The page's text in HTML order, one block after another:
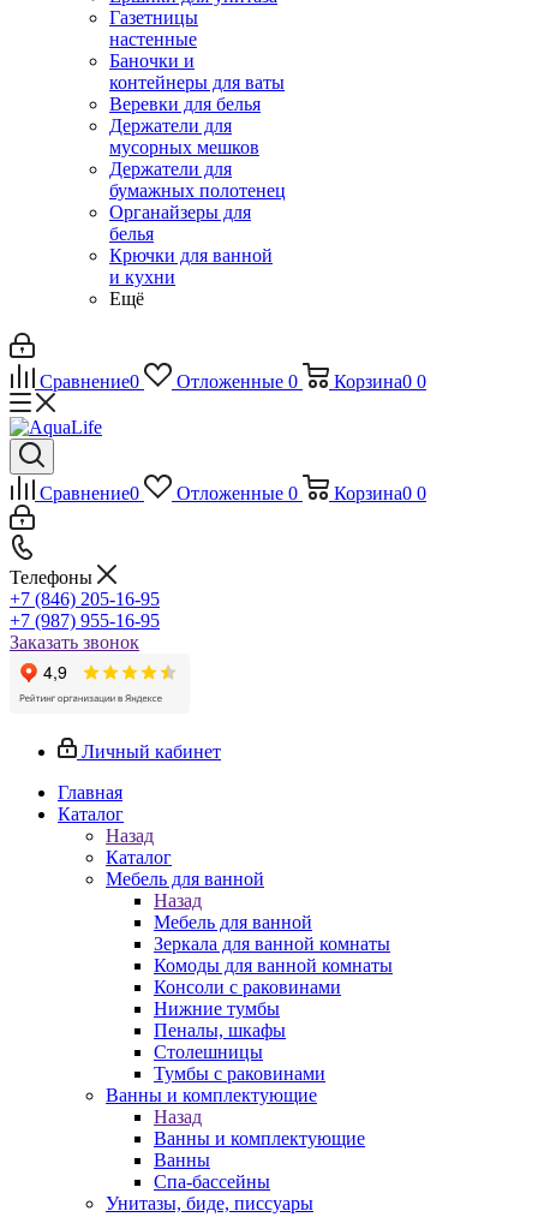
Газетницы
настенные
Баночки и
контейнеры для ваты
Веревки для белья
Держатели для
мусорных мешков
Держатели для
бумажных полотенец
Органайзеры для
белья
Крючки для ванной
и кухни
Ещё
Сравнение0 Отложенные 0 Корзина0 0
Сравнение0 Отложенные 0 Корзина0 0
Телефоны
+7 (846) 205-16-95
+7 (987) 955-16-95
Заказать звонок
Личный кабинет
Главная
Каталог
Назад
Каталог
Мебель для ванной
Назад
Мебель для ванной
Зеркала для ванной комнаты
Комоды для ванной комнаты
Консоли с раковинами
Нижние тумбы
Пеналы, шкафы
Столешницы
Тумбы с раковинами
Ванны и комплектующие
Назад
Ванны и комплектующие
Ванны
Спа-бассейны
Унитазы, биде, писсуары